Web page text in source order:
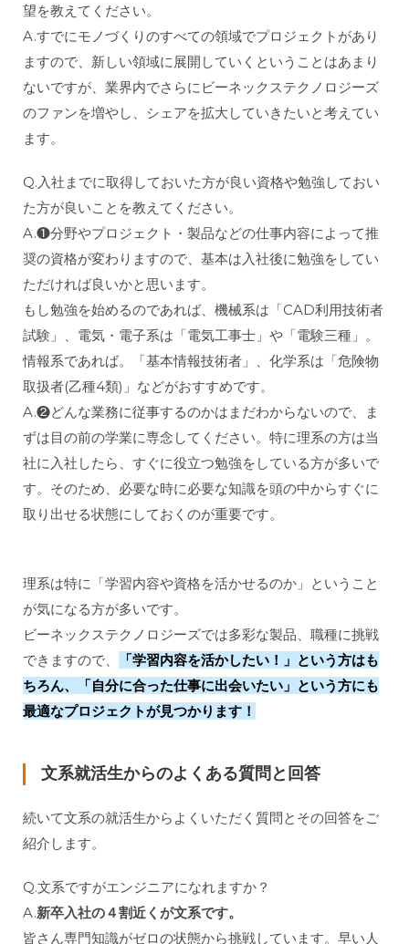
望を教えてください。
A.すでにモノづくりのすべての領域でプロジェクトがあり
ますので、新しい領域に展開していくということはあまり
ないですが、業界内でさらにビーネックステクノロジーズ
のファンを増やし、シェアを拡大していきたいと考えてい
ます。
Q.入社までに取得しておいた方が良い資格や勉強しておい
た方が良いことを教えてください。
A.❶分野やプロジェクト・製品などの仕事内容によって推
奨の資格が変わりますので、基本は入社後に勉強をしてい
ただければ良いかと思います。
もし勉強を始めるのであれば、機械系は「CAD利用技術者
試験」、電気・電子系は「電気工事士」や「電験三種」。
情報系であれば。「基本情報技術者」、化学系は「危険物
取扱者(乙種4類)」などがおすすめです。
A.❷どんな業務に従事するのかはまだわからないので、ま
ずは目の前の学業に専念してください。特に理系の方は当
社に入社したら、すぐに役立つ勉強をしている方が多いで
す。そのため、必要な時に必要な知識を頭の中からすぐに
取り出せる状態にしておくのが重要です。
理系は特に「学習内容や資格を活かせるのか」ということ
が気になる方が多いです。
ビーネックステクノロジーズでは多彩な製品、職種に挑戦
できますので、
「学習内容を活かしたい！」という方はも
ちろん、「自分に合った仕事に出会いたい」という方にも
最適なプロジェクトが見つかります！
文系就活生からのよくある質問と回答
続いて文系の就活生からよくいただく質問とその回答をご
紹介します。
Q.文系ですがエンジニアになれますか？
A.新卒入社の４割近くが文系です。
皆さん専門知識がゼロの状態から挑戦しています。早い人